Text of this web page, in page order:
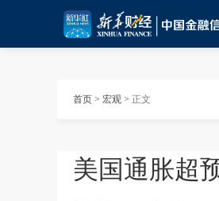
首页 > 宏观 > 正文
美国通胀超